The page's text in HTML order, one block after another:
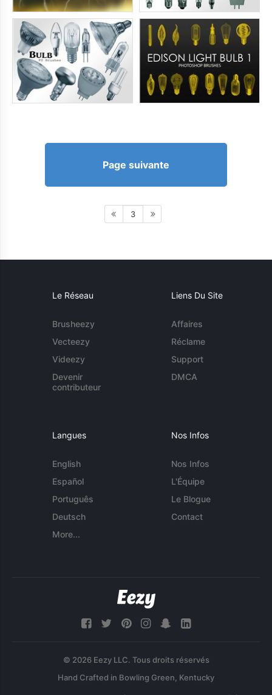
Page suivante
3
Le Réseau
Brusheezy
Vecteezy
Videezy
Devenir
contributeur
Liens Du Site
Affaires
Réclame
Support
DMCA
Langues
English
Español
Português
Deutsch
More...
Nos Infos
Nos Infos
L'Équipe
Le Blogue
Contact
© 2026 Eezy LLC. Tous droits réservés